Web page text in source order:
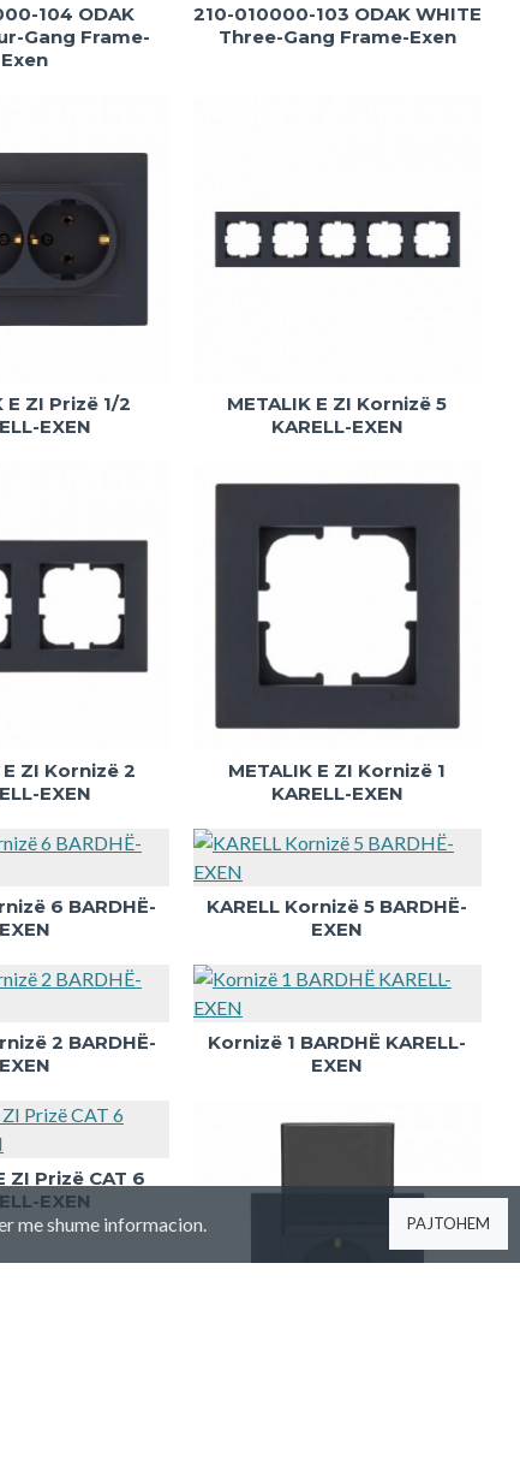
104 ODAK
Gang Frame-
Exen
210-010000-103 ODAK WHITE
Three-Gang Frame-Exen
E ZI Prizë 1/2
EXEN
METALIK E ZI Kornizë 5
KARELL-EXEN
E ZI Kornizë 2
EXEN
METALIK E ZI Kornizë 1
KARELL-EXEN
6 BARDHË-
EXEN
KARELL Kornizë 5 BARDHË-
EXEN
2 BARDHË-
EXEN
Kornizë 1 BARDHË KARELL-
EXEN
ZI Prizë CAT 6
EXEN
PAJTOHEM
me shume informacion.